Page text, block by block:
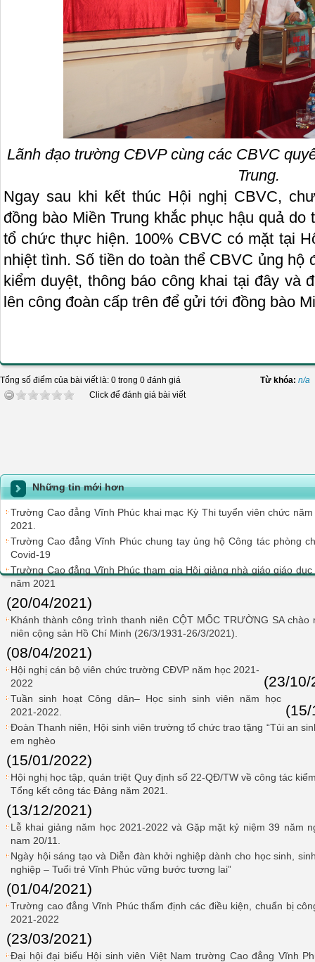
Lãnh đạo trường CĐVP cùng các CBVC
Trung.
Ngay sau khi kết thúc Hội nghị CBVC,
đồng bào Miền Trung khắc phục hậu quả
tổ chức thực hiện. 100% CBVC có mặt tại
nhiệt tình. Số tiền do toàn thể CBVC ủng hộ
kiểm duyệt, thông báo công khai tại đây và
lên công đoàn cấp trên để gửi tới đồng bào
Tổng số điểm của bài viết là: 0 trong 0 đánh giá
Click để đánh giá bài viết
Từ khóa: n/a
Những tin mới hơn
Trường Cao đẳng Vĩnh Phúc khai mạc Kỳ Thi tuyển viên chức năm
2021.
Trường Cao đẳng Vĩnh Phúc chung tay ủng hộ Công tác phòng
Covid-19
Trường Cao đẳng Vĩnh Phúc tham gia Hội giảng nhà giáo giáo
năm 2021
(20/04/2021)
Khánh thành công trình thanh niên CỘT MỐC TRƯỜNG SA
niên cộng sản Hồ Chí Minh (26/3/1931-26/3/2021).
(08/04/2021)
Hội nghị cán bộ viên chức trường CĐVP năm học 2021-
2022
(23/10/
Tuần sinh hoạt Công dân– Học sinh sinh viên năm học
2021-2022.
Đoàn Thanh niên, Hội sinh viên trường tổ chức trao tặng “Túi an
em nghèo
(15/01/2022)
Hội nghị học tập, quán triệt Quy định số 22-QĐ/TW về công tác
Tổng kết công tác Đảng năm 2021.
(13/12/2021)
Lễ khai giảng năm học 2021-2022 và Gặp mặt kỷ niệm 39 năm
nam 20/11.
Ngày hội sáng tạo và Diễn đàn khởi nghiệp dành cho học sinh,
nghiệp – Tuổi trẻ Vĩnh Phúc vững bước tương lai”
(01/04/2021)
Trường cao đẳng Vĩnh Phúc thẩm định các điều kiện, chuẩn bị
2021-2022
(23/03/2021)
Đại hội đại biểu Hội sinh viên Việt Nam trường Cao đẳng Vĩnh